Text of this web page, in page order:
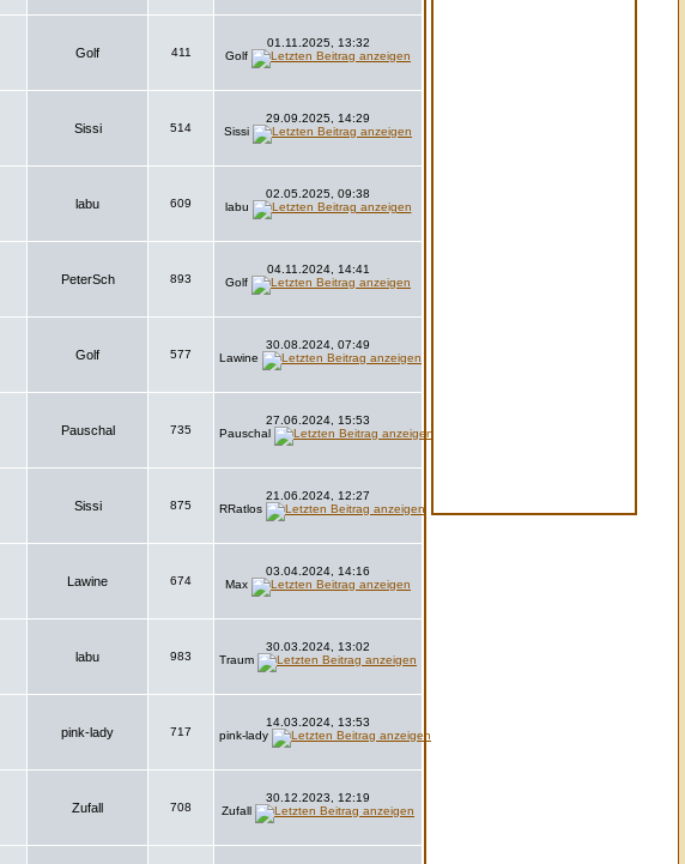
Golf 411
01.11.2025, 13:32
Golf
Sissi 514
29.09.2025, 14:29
Sissi
labu 609
02.05.2025, 09:38
labu
PeterSch 893
04.11.2024, 14:41
Golf
Golf 577
30.08.2024, 07:49
Lawine
Pauschal 735
27.06.2024, 15:53
Pauschal
Sissi 875
21.06.2024, 12:27
RRatlos
Lawine 674
03.04.2024, 14:16
Max
labu 983
30.03.2024, 13:02
Traum
pink-lady 717
14.03.2024, 13:53
pink-lady
Zufall 708
30.12.2023, 12:19
Zufall